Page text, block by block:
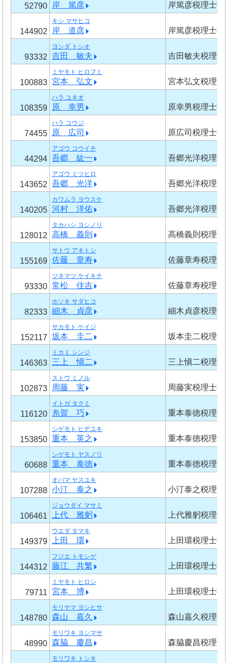
52790 岸 篤彦 岸篤彦税理士事
144902
キシ マサヒコ
岸 道彦 岸篤彦税理士事
93332
ヨシダ トシオ
吉田 敏夫 吉田敏夫税理士
100883
ミヤモト ヒロフミ
宮本 弘文 宮本弘文税理士
108359
ハラ ユキオ
原 幸男 原幸男税理士事
74455
ハラ コウジ
原 広司 原広司税理士事
44294
アゴウ コウイチ
吾郷 紘一 吾郷光洋税理士
143652
アゴウ ミツヒロ
吾郷 光洋 吾郷光洋税理士
140205
カワムラ ヨウスケ
河村 洋佑 吾郷光洋税理士
128012
タカハシ ヨシノリ
高橋 義則 高橋義則税理士
155169
サトウ アキトシ
佐藤 章寿 佐藤章寿税理士
93330
ツネマツ ケイキチ
常松 佳吉 佐藤章寿税理士
82333
ホソキ サダヒコ
細木 貞彦 細木貞彦税理士
152117
サカモト ケイジ
坂本 圭二 坂本圭二税理士
146363
ミカミ シンジ
三上 愼二 三上愼二税理士
102873
ストウ ミノル
周藤 実 周藤実税理士事
116120
イトガ タクミ
糸賀 巧 重本泰徳税理士
153850
シゲモト ヒデユキ
重本 英之 重本泰徳税理士
60688
シゲモト ヤスノリ
重本 泰徳 重本泰徳税理士
107288
オバマ ヤスユキ
小汀 泰之 小汀泰之税理士
106461
ジョウダイ マサミ
上代 雅躬 上代雅躬税理士
149379
ウエダ タマキ
上田 環 上田環税理士事
144312
フジエ トモシゲ
藤江 共繁 上田環税理士事
79711
ミヤモト ヒロシ
宮本 博 上田環税理士事
148780
モリヤマ ヨシヒサ
森山 嘉久 森山嘉久税理士
48990
モリワキ ヨシマサ
森脇 慶昌 森脇慶昌税理士
モリワキ トシキ